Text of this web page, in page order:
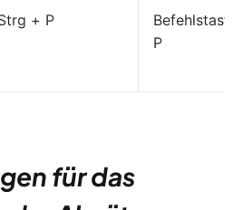
+ P
Befehlstaste
P
für das